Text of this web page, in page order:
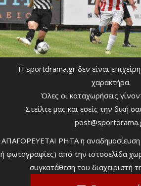
Η sportdrama.gr δεν είναι
χαρακτήρα.
Όλες οι καταχωρήσεις
Στείλτε μας και εσείς την δική
ΑΠΑΓΟΡΕΥΕΤΑΙ ΡΗΤΑ η αναδημοσίευση
ή φωτογραφίες) από την ιστοσελίδα
συγκατάθεση του διαχειριστή